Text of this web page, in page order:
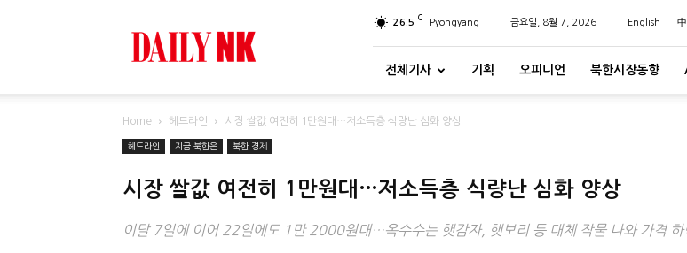
26.5 C Pyongyang 금요일, 8월 7, 2026 English
전체기사 기획 오피니언 북한시장동향
Home 헤드라인 시장 쌀값 여전히 1만원대…저소득층 식량난 심화 양상
헤드라인 지금 북한은 북한 경제
시장 쌀값 여전히 1만원대…저소득층 식량난 심화 양상
이달 7일에 이어 22일에도 1만 2000원대…옥수수는 햇감자, 햇보리 등 대체 작물 나와 가격 하